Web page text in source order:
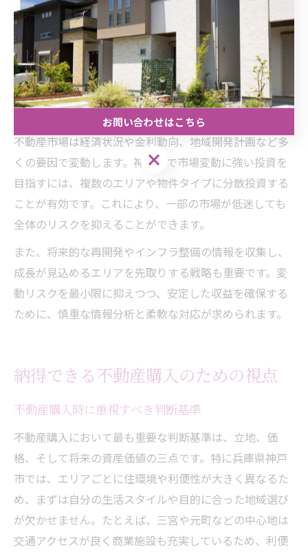
さらに、ファミリー層を狙う場合は教育施設や公園が近
いエリア、例えば東灘区や灘区の一部が適しています。
こうした地域特性を踏まえ、ターゲット層に合った物件
選びをすることで安定した賃貸経営が可能になります。
市場変動に強い不動産投資の考え方
不動産市場は経済状況や金利動向、地域開発計画など多
くの要因で変動します。神戸市で市場変動に強い投資を
目指すには、複数のエリアや物件タイプに分散投資する
ことが有効です。これにより、一部の市場が低迷しても
全体のリスクを抑えることができます。
また、将来的な再開発やインフラ整備の情報を収集し、
成長が見込めるエリアを先取りする戦略も重要です。変
動リスクを最小限に抑えつつ、安定した収益を確保する
ために、慎重な情報分析と柔軟な対応が求められます。
納得できる不動産購入のための視点
不動産購入時に重視すべき判断基準
不動産購入において最も重要な判断基準は、立地、価
格、そして将来の資産価値の三点です。特に兵庫県神戸
市では、エリアごとに住環境や利便性が大きく異なるた
め、まずは自分の生活スタイルや目的に合った地域選び
が欠かせません。たとえば、三宮や元町などの中心地は
交通アクセスが良く商業施設も充実しているため、利便
お問い合わせはこちら
お問い合わせはこちら